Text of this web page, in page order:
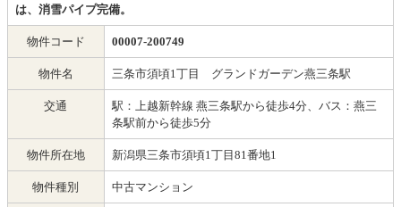
は、消雪パイプ完備。
物件コード 00007-200749
物件名 三条市須頃1丁目 グランドガーデン燕三条駅
交通
駅：上越新幹線 燕三条駅から徒歩4分、バス：燕三
条駅前から徒歩5分
物件所在地 新潟県三条市須頃1丁目81番地1
物件種別 中古マンション